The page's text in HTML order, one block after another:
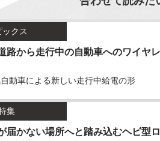
ックス
路から走行中の自動車へのワイヤ
動車による新しい走行中給電の形
集
届かない場所へと踏み込むヘビ型